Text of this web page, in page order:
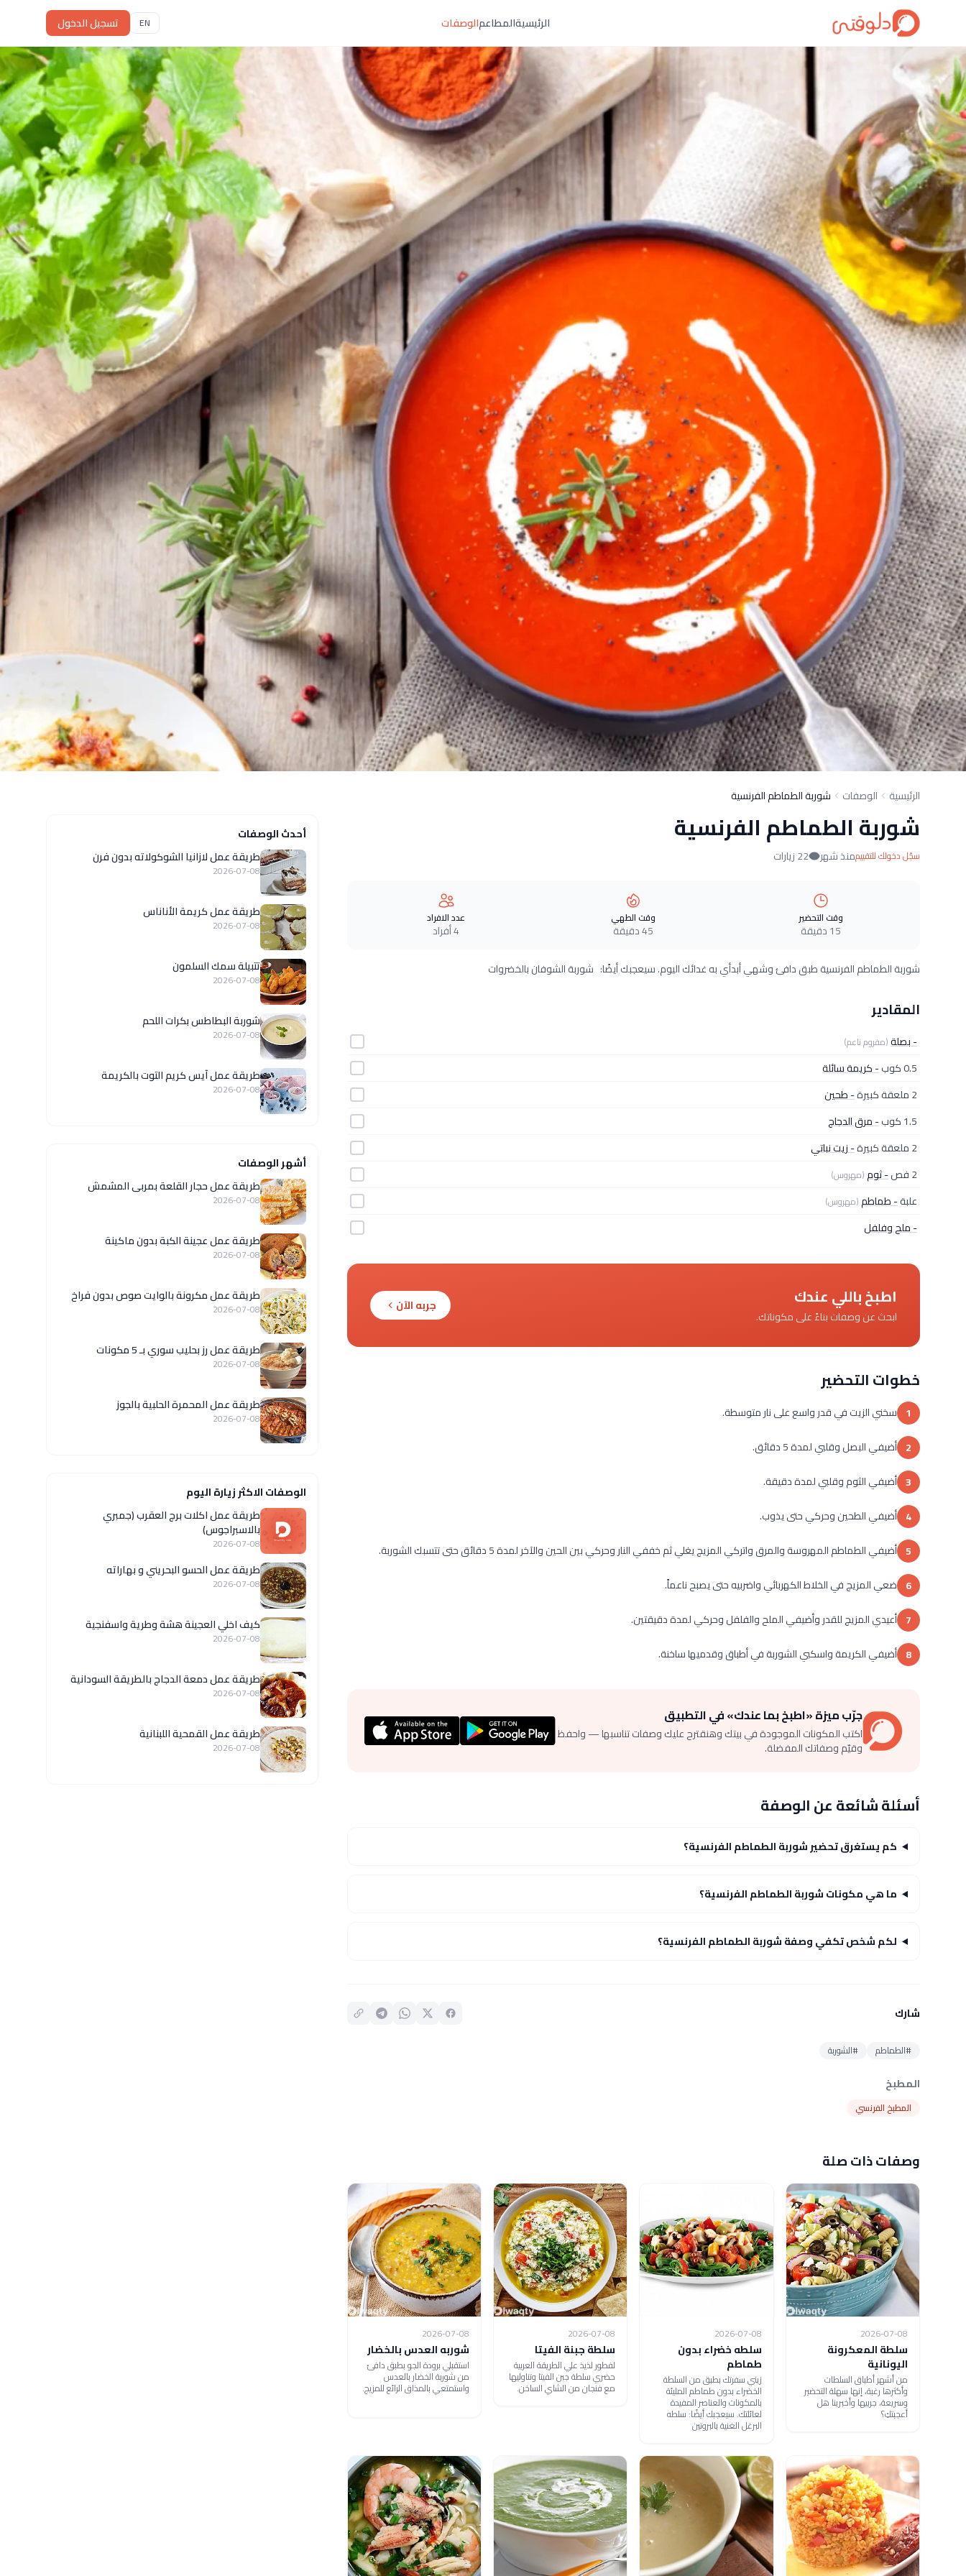
الرئيسيةالمطاعمالوصفات EN تسجيل الدخول
الرئيسية الوصفات شوربة الطماطم الفرنسية
شوربة الطماطم الفرنسية
سجّل دخولك للتقييممنذ شهر 22 زيارات
وقت التحضير
15 دقيقة
وقت الطهي
45 دقيقة
عدد الافراد
4 أفراد
شوربة الطماطم الفرنسية طبق دافئ وشهي أبدأي به غدائك اليوم. سيعجبك أيضًا: شوربة الشوفان بالخضروات
المقادير
- بصلة(مفروم ناعم)
0.5 كوب
- كريمة سائلة
2 ملعقة كبيرة
- طحين
1.5 كوب
- مرق الدجاج
2 ملعقة كبيرة
- زيت نباتي
2 فص
- ثوم(مهروس)
علبة- طماطم(مهروس)
- ملح وفلفل
اطبخ باللي عندك
ابحث عن وصفات بناءً على مكوناتك.
جربه الآن
خطوات التحضير
1 سخني الزيت في قدر واسع على نار متوسطة.
2 أضيفي البصل وقلبي لمدة 5 دقائق.
3 أضيفي الثوم وقلبي لمدة دقيقة.
4 أضيفي الطحين وحركي حتى يذوب.
5 أضيفي الطماطم المهروسة والمرق واتركي المزيج يغلي ثم خففي النار وحركي بين الحين والآخر لمدة 5 دقائق حتى تتسبك الشوربة.
6 ضعي المزيج في الخلاط الكهربائي واضربيه حتى يصبح ناعماً.
7 أعيدي المزيج للقدر وأضيفي الملح والفلفل وحركي لمدة دقيقتين.
8 أضيفي الكريمة واسكبي الشوربة في أطباق وقدميها ساخنة.
جرّب ميزة «اطبخ بما عندك» في التطبيق
اكتب المكونات الموجودة في بيتك وهنقترح عليك وصفات تناسبها — واحفظ
وقيّم وصفاتك المفضلة.
أسئلة شائعة عن الوصفة
كم يستغرق تحضير شوربة الطماطم الفرنسية؟
ما هي مكونات شوربة الطماطم الفرنسية؟
لكم شخص تكفي وصفة شوربة الطماطم الفرنسية؟
شارك
#الطماطم #الشوربة
المطبخ
المطبخ الفرنسي
وصفات ذات صلة
2026-07-08
سلطة المعكرونة
اليونانية
من أشهر أطباق السلطات
وأكثرها رغبة، إنها سهلة التحضير
وسريعة، جربيها وأخبرينا هل
أعجبتكِ؟
2026-07-08
سلطه خضراء بدون
طماطم
زيني سفرتك بطبق من السلطة
الخضراء بدون طماطم المليئة
بالمكونات والعناصر المفيدة
لعائلتك. سيعجبك أيضًا: سلطه
البرغل الغنية بالبروتين
2026-07-08
سلطة جبنة الفيتا
لفطور لذيذ علي الطريقة العربية
حضري سلطة جبن الفيتا وتناوليها
مع فنجان من الشاي الساخن.
2026-07-08
شوربه العدس بالخضار
استقبلي برودة الجو بطبق دافئ
من شوربة الخضار بالعدس
واستمتعي بالمذاق الرائع للمزيج.
أحدث الوصفات
طريقة عمل لازانيا الشوكولاته بدون فرن
2026-07-08
طريقة عمل كريمة الأناناس
2026-07-08
تتبيلة سمك السلمون
2026-07-08
شوربة البطاطس بكرات اللحم
2026-07-08
طريقة عمل آيس كريم التوت بالكريمة
2026-07-08
أشهر الوصفات
طريقة عمل حجار القلعة بمربى المشمش
2026-07-08
طريقة عمل عجينة الكبة بدون ماكينة
2026-07-08
طريقة عمل مكرونة بالوايت صوص بدون فراخ
2026-07-08
طريقة عمل رز بحليب سوري بـ 5 مكونات
2026-07-08
طريقة عمل المحمرة الحلبية بالجوز
2026-07-08
الوصفات الاكثر زيارة اليوم
طريقة عمل اكلات برج العقرب (جمبري
بالاسبراجوس)
2026-07-08
طريقة عمل الحسو البحريني و بهاراته
2026-07-08
كيف اخلي العجينة هشة وطرية واسفنجية
2026-07-08
طريقة عمل دمعة الدجاج بالطريقة السودانية
2026-07-08
طريقة عمل القمحية اللبنانية
2026-07-08